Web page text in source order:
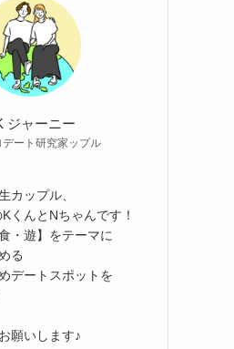
ジャーニー
デート研究家ップル
カップル、
くんとNちゃんです！
・遊】をテーマに
る
デートスポットを
願いします♪